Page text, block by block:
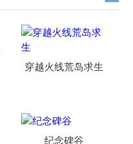
穿越火线荒岛求生
纪念碑谷